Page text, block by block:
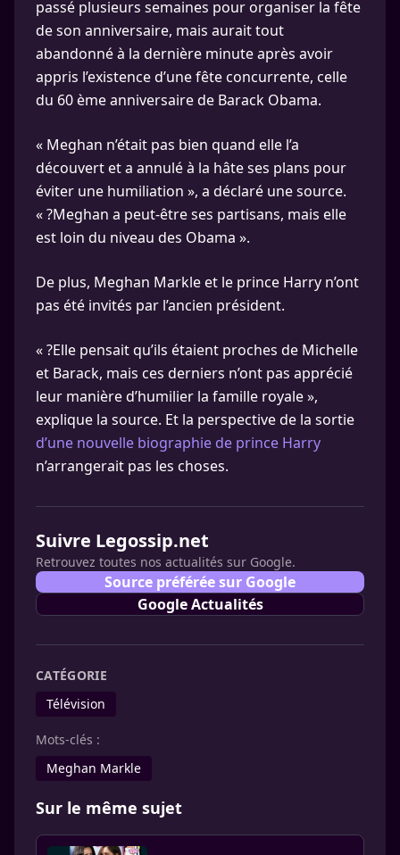
passé plusieurs semaines pour organiser la fête
de son anniversaire, mais aurait tout
abandonné à la dernière minute après avoir
appris l’existence d’une fête concurrente, celle
du 60 ème anniversaire de Barack Obama.
« Meghan n’était pas bien quand elle l’a
découvert et a annulé à la hâte ses plans pour
éviter une humiliation », a déclaré une source.
« ?Meghan a peut-être ses partisans, mais elle
est loin du niveau des Obama ».
De plus, Meghan Markle et le prince Harry n’ont
pas été invités par l’ancien président.
« ?Elle pensait qu’ils étaient proches de Michelle
et Barack, mais ces derniers n’ont pas apprécié
leur manière d’humilier la famille royale »,
explique la source. Et la perspective de la sortie
d’une nouvelle biographie de prince Harry
n’arrangerait pas les choses.
Suivre Legossip.net
Retrouvez toutes nos actualités sur Google.
Source préférée sur Google
Google Actualités
CATÉGORIE
Télévision
Mots-clés :
Meghan Markle
Sur le même sujet